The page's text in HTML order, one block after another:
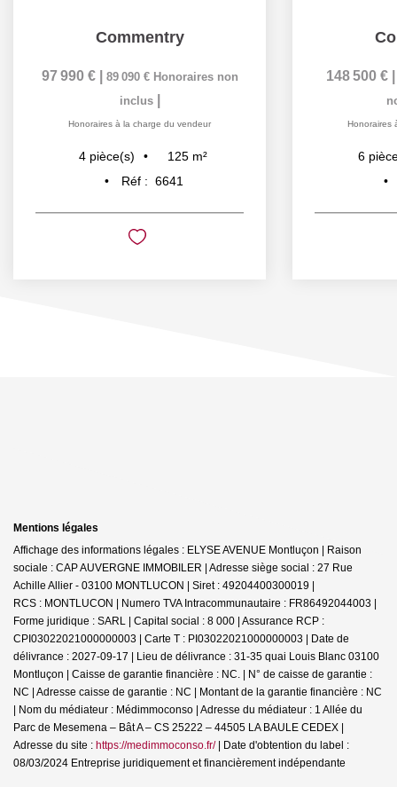
Commentry
97 990 € 89 090 € Honoraires non
inclus
Honoraires à la charge du vendeur
4 pièce(s) 125 m²
Réf : 6641
148 500 €
Honoraires
6
Mentions légales
Affichage des informations légales : ELYSE AVENUE Montluçon | Raison
sociale : CAP AUVERGNE IMMOBILER | Adresse siège social : 27 Rue
Achille Allier - 03100 MONTLUCON | Siret : 49204400300019 |
RCS : MONTLUCON | Numero TVA Intracommunautaire : FR86492044003 |
Forme juridique : SARL | Capital social : 8 000 | Assurance RCP :
CPI03022021000000003 | Carte T : PI03022021000000003 | Date de
délivrance : 2027-09-17 | Lieu de délivrance : 31-35 quai Louis Blanc 03100
Montluçon | Caisse de garantie financière : NC. | N° de caisse de garantie :
NC | Adresse caisse de garantie : NC | Montant de la garantie financière : NC
| Nom du médiateur : Médimmoconso | Adresse du médiateur : 1 Allée du
Parc de Mesemena – Bât A – CS 25222 – 44505 LA BAULE CEDEX |
Adresse du site : https://medimmoconso.fr/| Date d'obtention du label :
08/03/2024 Entreprise juridiquement et financièrement indépendante